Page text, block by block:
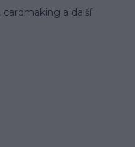
a další